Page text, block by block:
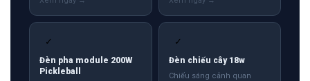
✓
Đèn pha module 200W
Pickleball
✓
Đèn chiếu cây 18w
Chiếu sáng cảnh quan